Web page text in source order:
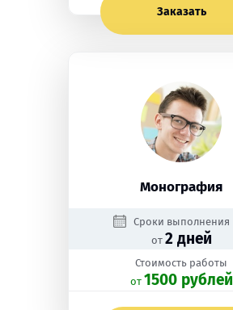
Заказать
Монография
Сроки выполнения
от 2 дней
Стоимость работы
oт 1500 рублей